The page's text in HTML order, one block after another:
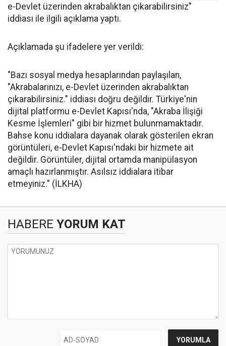
e-Devlet üzerinden akrabalıktan çıkarabilirsiniz"
iddiası ile ilgili açıklama yaptı.
Açıklamada şu ifadelere yer verildi:
"Bazı sosyal medya hesaplarından paylaşılan,
"Akrabalarınızı, e-Devlet üzerinden akrabalıktan
çıkarabilirsiniz." iddiası doğru değildir. Türkiye'nin
dijital platformu e-Devlet Kapısı'nda, "Akraba İlişiği
Kesme İşlemleri" gibi bir hizmet bulunmamaktadır.
Bahse konu iddialara dayanak olarak gösterilen ekran
görüntüleri, e-Devlet Kapısı'ndaki bir hizmete ait
değildir. Görüntüler, dijital ortamda manipülasyon
amaçlı hazırlanmıştır. Asılsız iddialara itibar
etmeyiniz." (İLKHA)
HABERE YORUM KAT